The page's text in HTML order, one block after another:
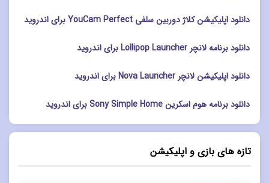
دانلود اپلیکیشن کلاژ دوربین سلفی YouCam Perfect برای اندروید
دانلود برنامه لانچر Lollipop Launcher برای اندروید
دانلود اپلیکیشن لانچر Nova Launcher برای اندروید
دانلود برنامه هوم اسکرین Sony Simple Home برای اندروید
تازه های بازی و اپلیکیشن